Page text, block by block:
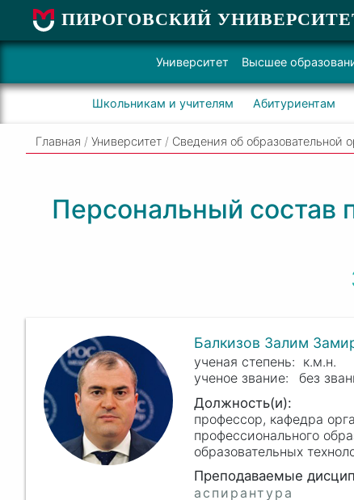
ПИРОГОВСКИЙ
Университет Высшее
Школьникам и учителям Абитуриентам
Главная / Университет / Сведения об образовательной
Персональный состав
Балкизов Залим
к.м.н.
без
профессор, кафедра
профессионального
образовательных